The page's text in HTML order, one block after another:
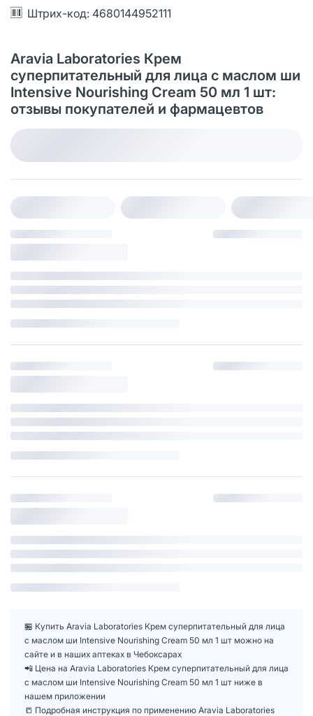
Штрих-код: 4680144952111
Aravia Laboratories Крем
суперпитательный для лица с маслом ши
Intensive Nourishing Cream 50 мл 1 шт:
отзывы покупателей и фармацевтов
🏪 Купить Aravia Laboratories Крем суперпитательный для лица
с маслом ши Intensive Nourishing Cream 50 мл 1 шт можно на
сайте и в наших аптеках в Чебоксарах
📲 Цена на Aravia Laboratories Крем суперпитательный для лица
с маслом ши Intensive Nourishing Cream 50 мл 1 шт ниже в
нашем приложении
📒 Подробная инструкция по применению Aravia Laboratories